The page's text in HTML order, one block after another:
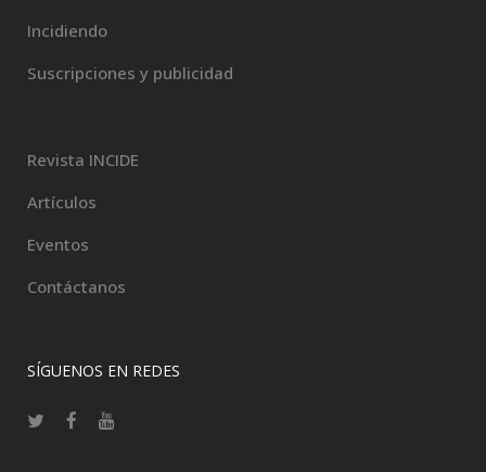
Incidiendo
Suscripciones y publicidad
Revista INCIDE
Artículos
Eventos
Contáctanos
SÍGUENOS EN REDES